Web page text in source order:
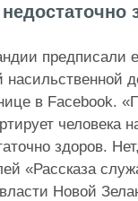
предписали
насильственной
в Facebook.
человека
здоров.
«Рассказа
Новой